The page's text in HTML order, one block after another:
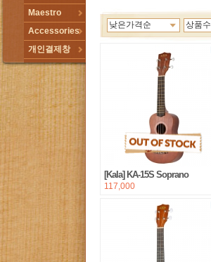
Maestro
Accessories
개인결제창
낮은가격순 상품수
[Kala] KA-15S Soprano
117,000